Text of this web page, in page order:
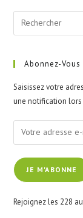
Abonnez-
Saisissez votre
une notification
Votre
adresse
e-
mailJE M'ABONNE
Rejoignez les 228